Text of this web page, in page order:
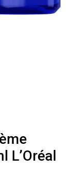
L’Oréal